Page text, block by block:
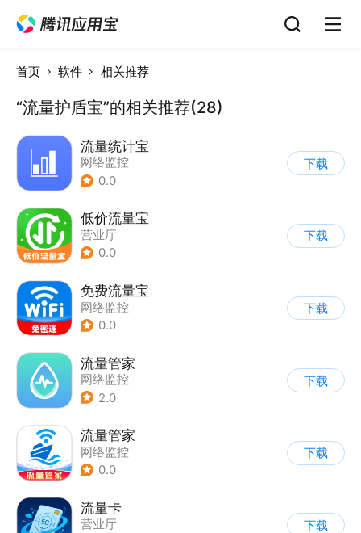
首页 软件 相关推荐
“流量护盾宝”的相关推荐(28)
流量统计宝
网络监控
0.0
下载
低价流量宝
营业厅
0.0
下载
免费流量宝
网络监控
0.0
下载
流量管家
网络监控
2.0
下载
流量管家
网络监控
0.0
下载
流量卡
营业厅
下载